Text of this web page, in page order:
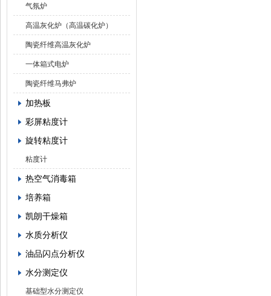
气氛炉
高温灰化炉（高温碳化炉）
陶瓷纤维高温灰化炉
一体箱式电炉
陶瓷纤维马弗炉
加热板
彩屏粘度计
旋转粘度计
粘度计
热空气消毒箱
培养箱
凯朗干燥箱
水质分析仪
油品闪点分析仪
水分测定仪
基础型水分测定仪